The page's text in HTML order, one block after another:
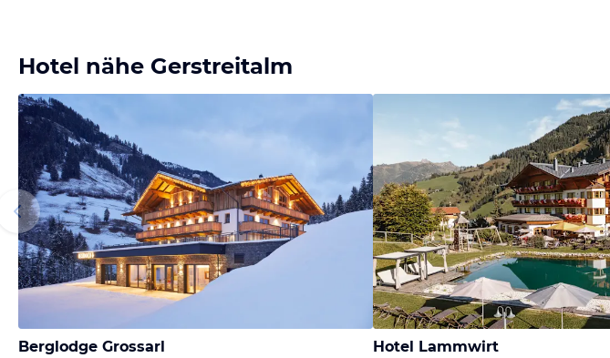
Hotel nähe Gerstreitalm
Berglodge Grossarl Hotel Lammwirt